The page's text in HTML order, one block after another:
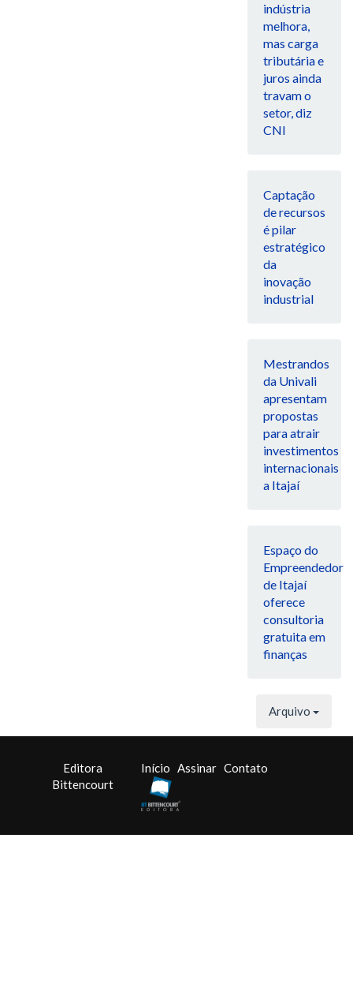
indústria
melhora,
mas carga
tributária e
juros ainda
travam o
setor, diz
CNI
Captação
de recursos
é pilar
estratégico
da
inovação
industrial
Mestrandos
da Univali
apresentam
propostas
para atrair
investimentos
internacionais
a Itajaí
Espaço do
Empreendedor
de Itajaí
oferece
consultoria
gratuita em
finanças
Arquivo
Editora
Bittencourt
Início Assinar Contato